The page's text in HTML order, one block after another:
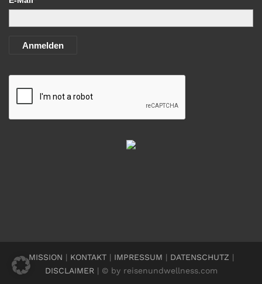
Anmelden
MISSION | KONTAKT| IMPRESSUM | DATENSCHUTZ |
DISCLAIMER | © by reisenundwellness.com